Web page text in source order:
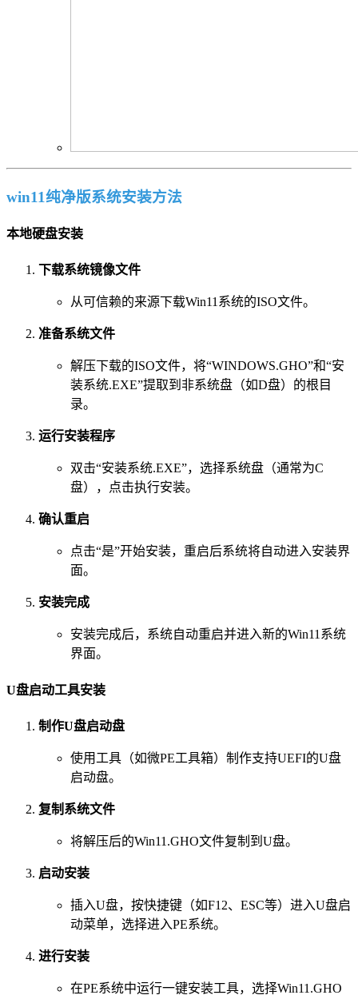
win11纯净版系统安装方法
本地硬盘安装
下载系统镜像文件
从可信赖的来源下载Win11系统的ISO文件。
准备系统文件
解压下载的ISO文件，将“WINDOWS.GHO”和“安
装系统.EXE”提取到非系统盘（如D盘）的根目
录。
运行安装程序
双击“安装系统.EXE”，选择系统盘（通常为C
盘），点击执行安装。
确认重启
点击“是”开始安装，重启后系统将自动进入安装界
面。
安装完成
安装完成后，系统自动重启并进入新的Win11系统
界面。
U盘启动工具安装
制作U盘启动盘
使用工具（如微PE工具箱）制作支持UEFI的U盘
启动盘。
复制系统文件
将解压后的Win11.GHO文件复制到U盘。
启动安装
插入U盘，按快捷键（如F12、ESC等）进入U盘启
动菜单，选择进入PE系统。
进行安装
在PE系统中运行一键安装工具，选择Win11.GHO